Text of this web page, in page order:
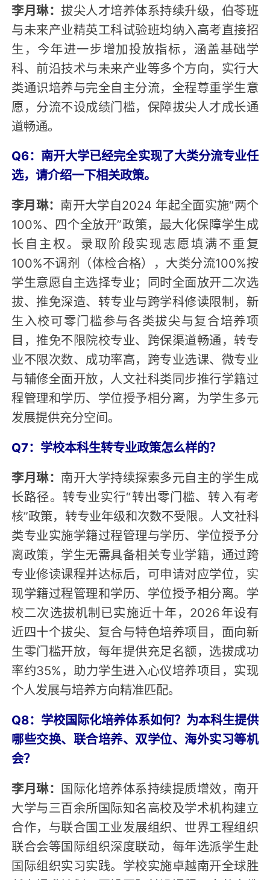
李月琳： 拔尖人才培养体系持续升级，伯苓班
与未来产业精英工科试验班均纳入高考直接招
生，今年进一步增加投放指标，涵盖基础学
科、前沿技术与未来产业等多个方向，实行大
类通识培养与完全自主分流，全程尊重学生意
愿，分流不设成绩门槛，保障拔尖人才成长通
道畅通。
Q6：南开大学已经完全实现了大类分流专业任
选，请介绍一下相关政策。
李月琳： 南开大学自2024 年起全面实施“两个
100%、四个全放开”政策，最大化保障学生成
长自主权。录取阶段实现志愿填满不重复
100%不调剂（体检合格），大类分流100%按
学生意愿自主选择专业；同时全面放开二次选
拔、推免深造、转专业与跨学科修读限制，新
生入校可零门槛参与各类拔尖与复合培养项
目，推免不限院校专业、跨保渠道畅通，转专
业不限次数、成功率高，跨专业选课、微专业
与辅修全面开放，人文社科类同步推行学籍过
程管理和学历、学位授予相分离，为学生多元
发展提供充分空间。
Q7：学校本科生转专业政策怎么样的？
李月琳： 南开大学持续探索多元自主的学生成
长路径。转专业实行“转出零门槛、转入有考
核”政策，转专业年级和次数不受限。人文社科
类专业实施学籍过程管理与学历、学位授予分
离政策，学生无需具备相关专业学籍，通过跨
专业修读课程并达标后，可申请对应学位，实
现学籍过程管理和学历、学位授予相分离。学
校二次选拔机制已实施近十年，2026年设有
近四十个拔尖、复合与特色培养项目，面向新
生零门槛开放，每年提供充足名额，选拔成功
率约35%，助力学生进入心仪培养项目，实现
个人发展与培养方向精准匹配。
Q8：学校国际化培养体系如何？为本科生提供
哪些交换、联合培养、双学位、海外实习等机
会？
李月琳： 国际化培养体系持续提质增效，南开
大学与三百余所国际知名高校及学术机构建立
合作，与联合国工业发展组织、世界工程组织
联合会等国际组织深度联动，每年选派学生赴
国际组织实习实践。学校实施卓越南开全球胜